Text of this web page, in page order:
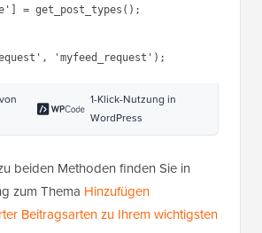
$qv['feed']))
'request'
,
);
1-Klick-Nutzung in
WordPress